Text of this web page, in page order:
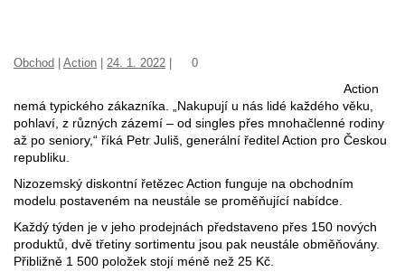
Obchod Action 24. 1. 2022 0
Action
nemá typického zákazníka. „Nakupují u nás lidé každého věku,
pohlaví, z různých zázemí – od singles přes mnohačlenné rodiny
až po seniory,“ říká Petr Juliš, generální ředitel Action pro Českou
republiku.
Nizozemský diskontní řetězec Action funguje na obchodním
modelu postaveném na neustále se proměňující nabídce.
Každý týden je v jeho prodejnách představeno přes 150 nových
produktů, dvě třetiny sortimentu jsou pak neustále obměňovány.
Přibližně 1 500 položek stojí méně než 25 Kč.